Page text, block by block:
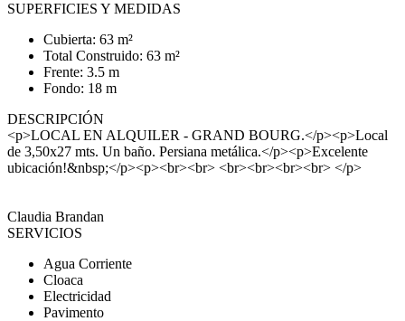
SUPERFICIES Y MEDIDAS
Cubierta: 63 m²
Total Construido: 63 m²
Frente: 3.5 m
Fondo: 18 m
DESCRIPCIÓN
<p>LOCAL EN ALQUILER - GRAND BOURG.</p><p>Local
de 3,50x27 mts. Un baño. Persiana metálica.</p><p>Excelente
ubicación!&nbsp;</p><p><br><br> <br><br><br><br> </p>
Claudia Brandan
SERVICIOS
Agua Corriente
Cloaca
Electricidad
Pavimento